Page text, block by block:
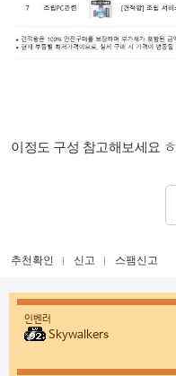
이정도 구성 참고해보세요 ㅎ
추천확인 신고 스팸신고
인벤러
Skywalkers